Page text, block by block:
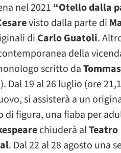
nel 2021 “Otello dalla
visto dalla parte di
di Carlo Guatoli.
della
scritto da
Dal 19 al 26 luglio (ore
si assisterà a un
di figura, una fiaba per
chiuderà alTeatro
. Dal 22 al 28 agosto una